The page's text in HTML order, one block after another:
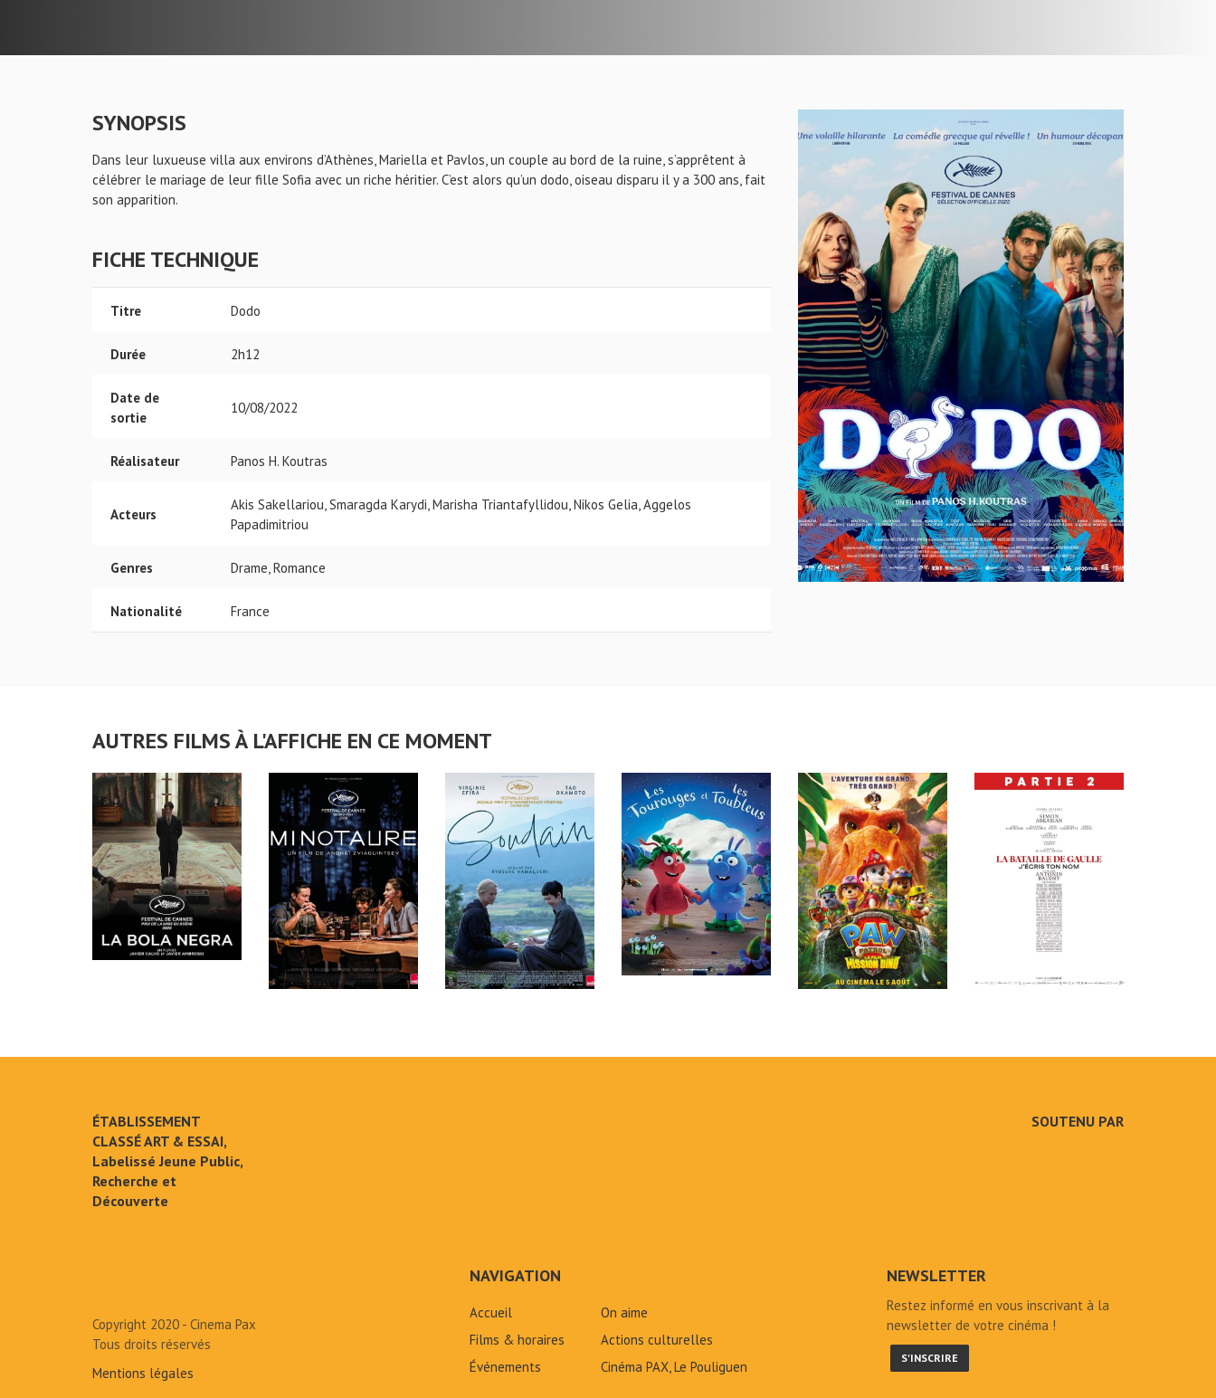
SYNOPSIS
Dans leur luxueuse villa aux environs d’Athènes, Mariella et Pavlos, un couple au bord de la ruine, s’apprêtent à
célébrer le mariage de leur fille Sofia avec un riche héritier. C’est alors qu’un dodo, oiseau disparu il y a 300 ans, fait
son apparition.
FICHE TECHNIQUE
Titre Dodo
Durée 2h12
Date de
sortie
10/08/2022
Réalisateur Panos H. Koutras
Acteurs
Akis Sakellariou, Smaragda Karydi, Marisha Triantafyllidou, Nikos Gelia, Aggelos
Papadimitriou
Genres Drame, Romance
Nationalité France
AUTRES FILMS À L'AFFICHE EN CE MOMENT
ÉTABLISSEMENT
CLASSÉ ART & ESSAI,
Labelissé Jeune Public,
Recherche et
Découverte
SOUTENU PAR
Copyright 2020 - Cinema Pax
Tous droits réservés
Mentions légales
NAVIGATION
Accueil
Films & horaires
Événements
On aime
Actions culturelles
Cinéma PAX, Le Pouliguen
NEWSLETTER
Restez informé en vous inscrivant à la
newsletter de votre cinéma !
S'INSCRIRE